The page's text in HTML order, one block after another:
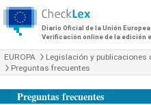
Diario Oficial de la Unión Europea
Verificación online de la edición
EUROPA Legislación y publicaciones
Preguntas frecuentes
Preguntas frecuentes